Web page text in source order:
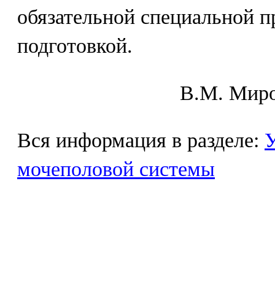
обязательной специальной
подготовкой.
В.М.
Вся информация в разделе:
мочеполовой системы